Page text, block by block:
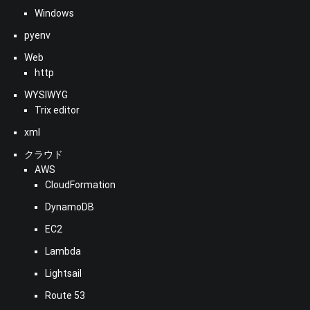
Windows
pyenv
Web
http
WYSIWYG
Trix editor
xml
クラウド
AWS
CloudFormation
DynamoDB
EC2
Lambda
Lightsail
Route 53